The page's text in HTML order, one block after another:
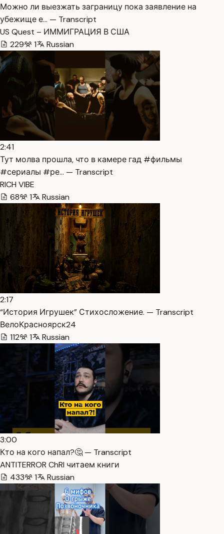
Можно ли выезжать заграницу пока заявление на
убежище е… — Transcript
US Quest – ИММИГРАЦИЯ В США
229
1 Russian
2:41
Тут молва прошла, что в камере гад #фильмы
#сериалы #ре… — Transcript
RICH VIBE
68
1 Russian
2:17
“История Игрушек” Стихосложение. — Transcript
ВелоКрасноярск24
112
1 Russian
3:00
Кто на кого напал?🤔 — Transcript
ANTITERROR ChRI читаем книги
433
1 Russian